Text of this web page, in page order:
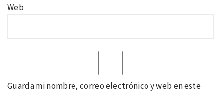
Web
Guarda mi nombre, correo electrónico y web en este